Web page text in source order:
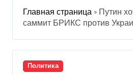
Главная страница » Путин
саммит БРИКС против
Политика